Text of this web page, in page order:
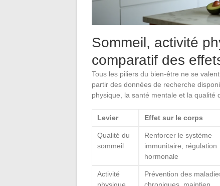
Sommeil, activité
comparatif des
Tous les piliers du bien-être ne se
partir des données de recherche
physique, la santé mentale et la qualité
Levier Effet sur le corps
Qualité du
sommeil
Renforcer le système
immunitaire, régulation
hormonale
Activité
Prévention des